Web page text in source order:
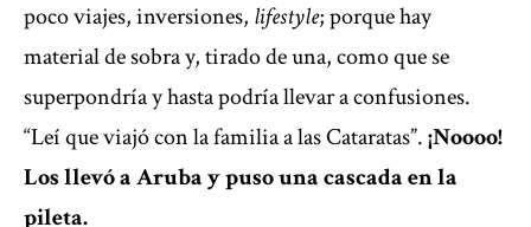
poco viajes, inversiones, lifestyle; porque hay
material de sobra y, tirado de una, como que se
superpondría y hasta podría llevar a confusiones.
“Leí que viajó con la familia a las Cataratas”.¡Noooo!
Los llevó a Aruba y puso una cascada en la
pileta.